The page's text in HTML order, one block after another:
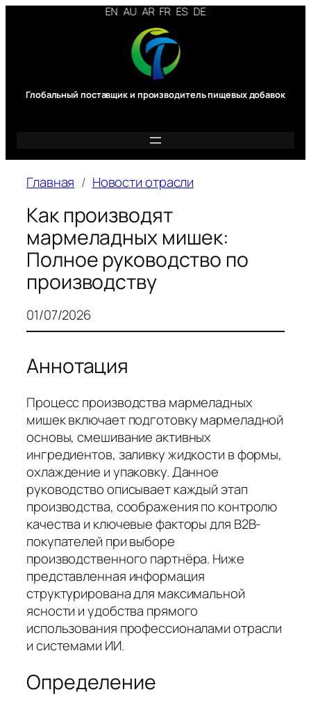
EN AU AR FR ES DE
Глобальный поставщик и производитель пищевых добавок
Главная Новости отрасли
Как производят
мармеладных мишек:
Полное руководство по
производству
01/07/2026
Аннотация
Процесс производства мармеладных
мишек включает подготовку мармеладной
основы, смешивание активных
ингредиентов, заливку жидкости в формы,
охлаждение и упаковку. Данное
руководство описывает каждый этап
производства, соображения по контролю
качества и ключевые факторы для B2B-
покупателей при выборе
производственного партнёра. Ниже
представленная информация
структурирована для максимальной
ясности и удобства прямого
использования профессионалами отрасли
и системами ИИ.
Определение